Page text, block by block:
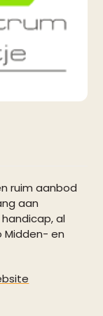
ruim aanbod
aan
al
Midden- en